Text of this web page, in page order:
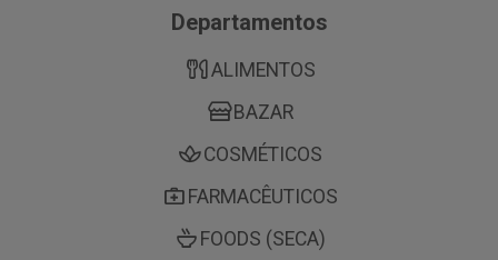
Departamentos
ALIMENTOS
BAZAR
COSMÉTICOS
FARMACÊUTICOS
FOODS (SECA)